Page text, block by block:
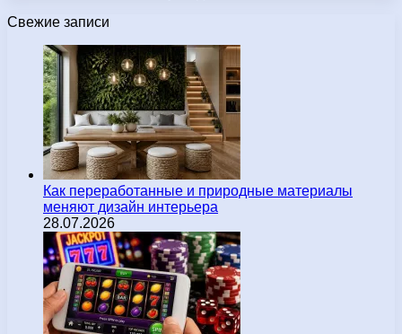
Свежие записи
Как переработанные и природные материалы
меняют дизайн интерьера
28.07.2026